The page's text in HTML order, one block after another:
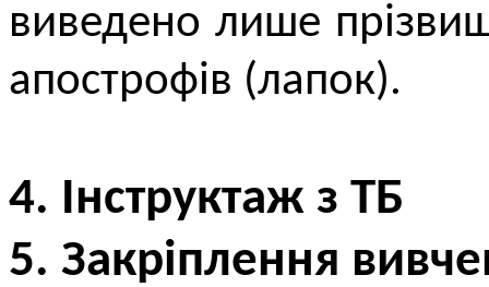
виведено лише
апострофів (лапок).
4. Інструктаж з ТБ
5. Закріплення